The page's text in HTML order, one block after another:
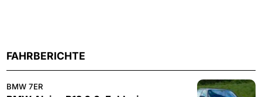
FAHRBERICHTE
BMW 7ER